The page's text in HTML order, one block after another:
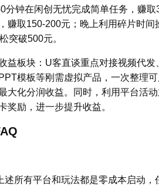
分钟在闲创无忧完成简单任务，赚
赚取150-200元；晚上利用碎片时
突破500元。
益板块：U客直谈重点对接视频代
模板等刚需虚拟产品，一次整理
大化分润收益。同时，利用平台活
奖励，进一步提升收益。
述所有平台和玩法都是零成本启动